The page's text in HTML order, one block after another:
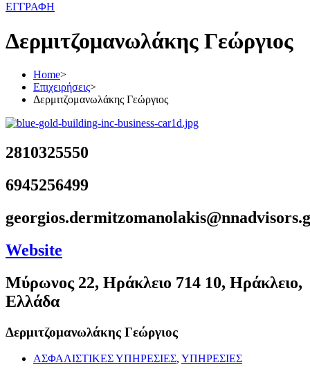
ΕΓΓΡΑΦΗ
Δερμιτζομανωλάκης Γεώργιος
Home>
Επιχειρήσεις>
Δερμιτζομανωλάκης Γεώργιος
2810325550
6945256499
Website
Μύρωνος 22, Ηράκλειο 714 10, Ηράκλειο,
Ελλάδα
Δερμιτζομανωλάκης Γεώργιος
ΑΣΦΑΛΙΣΤΙΚΕΣ ΥΠΗΡΕΣΙΕΣ, ΥΠΗΡΕΣΙΕΣ